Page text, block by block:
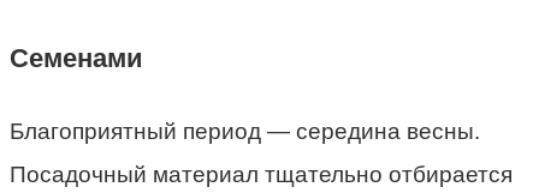
Семенами
Благоприятный период — середина весны.
Посадочный материал тщательно отбирается